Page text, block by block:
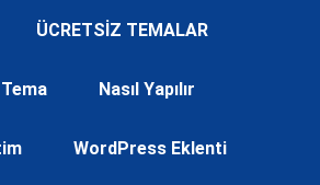
ÜCRETSİZ TEMALAR
Nasıl Yapılır
WordPress Eklenti